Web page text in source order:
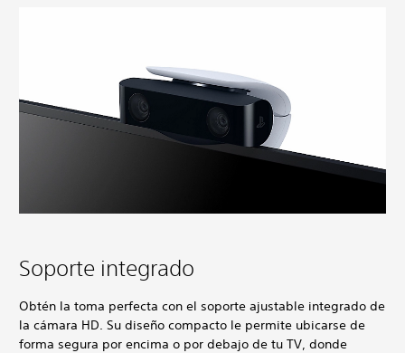
Soporte integrado
Obtén la toma perfecta con el soporte ajustable integrado de
la cámara HD. Su diseño compacto le permite ubicarse de
forma segura por encima o por debajo de tu TV, donde